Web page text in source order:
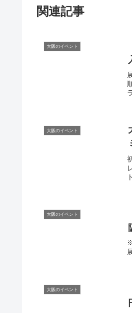
関連記事
大阪のイベント
大阪のイベント
大阪のイベント
大阪のイベント